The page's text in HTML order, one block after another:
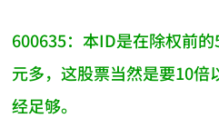
600635：本ID是在除权前
元多，这股票当然是要10倍
经足够。